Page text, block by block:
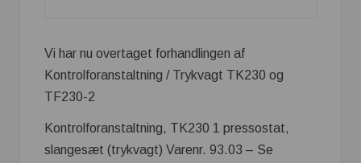
Vi har nu overtaget forhandlingen af
Kontrolforanstaltning / Trykvagt TK230 og
TF230-2
Kontrolforanstaltning, TK230 1 pressostat,
slangesæt (trykvagt) Varenr. 93.03 – Se